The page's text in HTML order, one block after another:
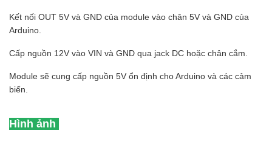
Kết nối OUT 5V và GND của module vào chân 5V và GND của
Arduino.
Cấp nguồn 12V vào VIN và GND qua jack DC hoặc chân cắm.
Module sẽ cung cấp nguồn 5V ổn định cho Arduino và các cảm
biến.
Hình ảnh